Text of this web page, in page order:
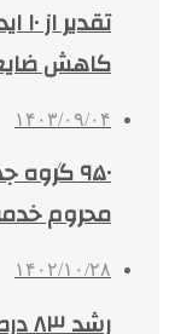
کاهش
۱۴۰۳/۰۹/۰۴
۹۵۰
محروم
۱۴۰۲/۱۰/۲۸
رشد ۸۳ درصدی صادرات ایران به افغانستان